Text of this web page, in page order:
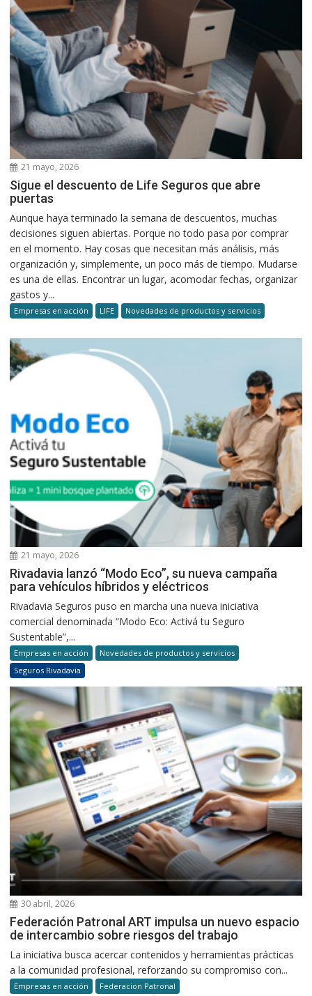
21 mayo, 2026
Sigue el descuento de Life Seguros que abre
puertas
Aunque haya terminado la semana de descuentos, muchas
decisiones siguen abiertas. Porque no todo pasa por comprar
en el momento. Hay cosas que necesitan más análisis, más
organización y, simplemente, un poco más de tiempo. Mudarse
es una de ellas. Encontrar un lugar, acomodar fechas, organizar
gastos y...
Empresas en acción LIFE Novedades de productos y servicios
21 mayo, 2026
Rivadavia lanzó “Modo Eco”, su nueva campaña
para vehículos híbridos y eléctricos
Rivadavia Seguros puso en marcha una nueva iniciativa
comercial denominada “Modo Eco: Activá tu Seguro
Sustentable”,...
Empresas en acción
Novedades de productos y servicios
Seguros Rivadavia
30 abril, 2026
Federación Patronal ART impulsa un nuevo espacio
de intercambio sobre riesgos del trabajo
La iniciativa busca acercar contenidos y herramientas prácticas
a la comunidad profesional, reforzando su compromiso con...
Empresas en acción
Federacion Patronal